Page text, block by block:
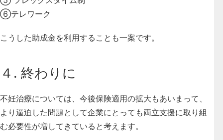
⑥テレワーク
こうした助成金を利用することも一案です。
４. 終わりに
不妊治療については、今後保険適用の拡大もあいまって、
より逼迫した問題として企業にとっても両立支援に取り組
む必要性が増してきていると考えます。